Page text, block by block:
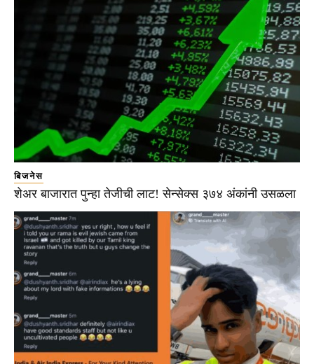
बिजनेस
शेअर बाजारात पुन्हा तेजीची लाट! सेन्सेक्स ३७४ अंकांनी उसळला